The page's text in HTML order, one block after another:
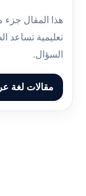
هذا المقال جزء
تعليمية تساعد
السؤال.
مقالات لغة